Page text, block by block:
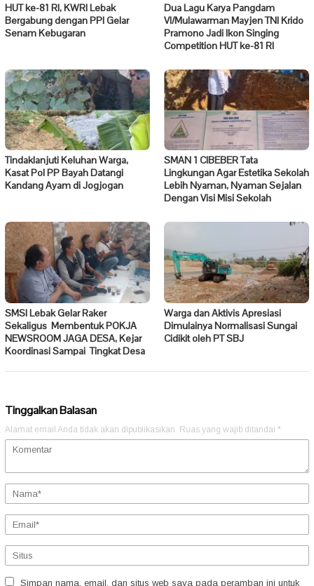
HUT ke-81 RI, KWRI Lebak
Bergabung dengan PPI Gelar
Senam Kebugaran
Dua Lagu Karya Pangdam
VI/Mulawarman Mayjen TNI Krido
Pramono Jadi Ikon Singing
Competition HUT ke-81 RI
Tindaklanjuti Keluhan Warga,
Kasat Pol PP Bayah Datangi
Kandang Ayam di Jogjogan
SMAN 1 CIBEBER Tata
Lingkungan Agar Estetika Sekolah
Lebih Nyaman, Nyaman Sejalan
Dengan Visi Misi Sekolah
SMSI Lebak Gelar Raker
Sekaligus Membentuk POKJA
NEWSROOM JAGA DESA, Kejar
Koordinasi Sampai Tingkat Desa
Warga dan Aktivis Apresiasi
Dimulainya Normalisasi Sungai
Cidikit oleh PT SBJ
Tinggalkan Balasan
Alamat email Anda tidak akan dipublikasikan. Ruas yang wajib ditandai *
Simpan nama, email, dan situs web saya pada peramban ini untuk